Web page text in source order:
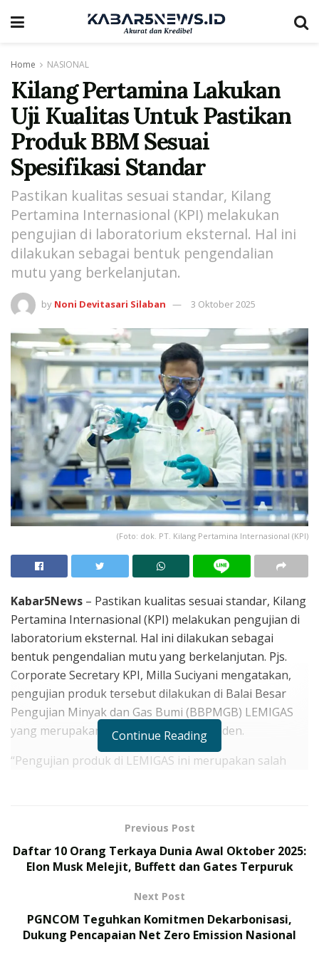
Home NASIONAL
Kilang Pertamina Lakukan
Uji Kualitas Untuk Pastikan
Produk BBM Sesuai
Spesifikasi Standar
Pastikan kualitas sesuai standar, Kilang
Pertamina Internasional (KPI) melakukan
pengujian di laboratorium eksternal. Hal ini
dilakukan sebagai bentuk pengendalian
mutu yang berkelanjutan.
by Noni Devitasari Silaban 3 Oktober 2025
(Foto: dok. PT. Kilang Pertamina Internasional (KPI)
Kabar5News – Pastikan kualitas sesuai standar, Kilang
Pertamina Internasional (KPI) melakukan pengujian di
laboratorium eksternal. Hal ini dilakukan sebagai
bentuk pengendalian mutu yang berkelanjutan. Pjs.
Corporate Secretary KPI, Milla Suciyani mengatakan,
pengujian produk tersebut dilakukan di Balai Besar
Pengujian Minyak dan Gas Bumi (BBPMGB) LEMIGAS
yang merupakan laboratorium independen.
“Pengujian produk di LEMIGAS ini merupakan salah
RELATED POSTS
Kongo, Terima Satyalancana Santi Dharma
TNI Gelar Latihan Terintegrasi 2026, Ini Daftar
Operasi Gabungan yang Ditampilkan
Continue Reading
Previous Post
Daftar 10 Orang Terkaya Dunia Awal Oktober 2025:
Elon Musk Melejit, Buffett dan Gates Terpuruk
Next Post
PGNCOM Teguhkan Komitmen Dekarbonisasi,
Dukung Pencapaian Net Zero Emission Nasional